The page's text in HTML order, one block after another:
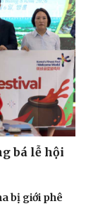
bá lễ hội
bị giới phê